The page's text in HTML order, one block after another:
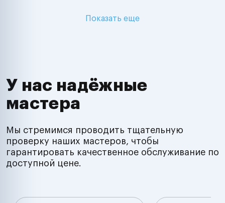
Показать еще
У нас надёжные
мастера
Мы стремимся проводить тщательную
проверку наших мастеров, чтобы
гарантировать качественное обслуживание по
доступной цене.